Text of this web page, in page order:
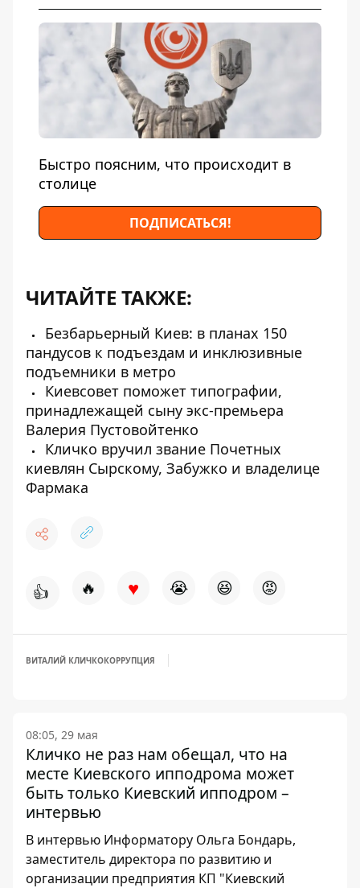
Быстро поясним, что происходит в
столице
ПОДПИСАТЬСЯ!
ЧИТАЙТЕ ТАКЖЕ:
Безбарьерный Киев: в планах 150
пандусов к подъездам и инклюзивные
подъемники в метро
Киевсовет поможет типографии,
принадлежащей сыну экс-премьера
Валерия Пустовойтенко
Кличко вручил звание Почетных
киевлян Сырскому, Забужко и владелице
Фармака
👍 🔥 ♥ 😭 😆 😡
ВИТАЛИЙ КЛИЧКОКОРРУПЦИЯ
08:05, 29 мая
Кличко не раз нам обещал, что на
месте Киевского ипподрома может
быть только Киевский ипподром –
интервью
В интервью Информатору Ольга Бондарь,
заместитель директора по развитию и
организации предприятия КП "Киевский